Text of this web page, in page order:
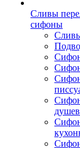
Сливы
сифоны